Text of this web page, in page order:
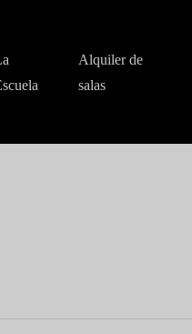
Alquiler de
salas